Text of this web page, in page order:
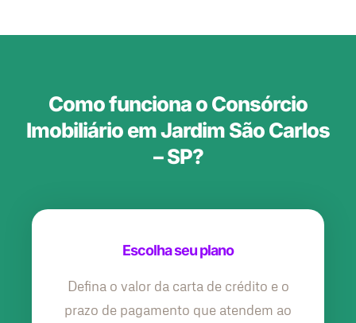
Como funciona o Consórcio
Imobiliário em Jardim São Carlos
– SP?
Escolha seu plano
Defina o valor da carta de crédito e o
prazo de pagamento que atendem ao